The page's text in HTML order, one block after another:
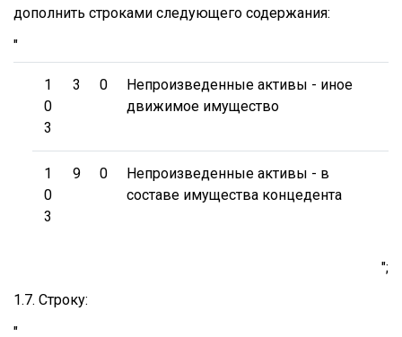
дополнить строками следующего содержания:
"
1
0
3
3 0
Непроизведенные активы - иное
движимое имущество
1
0
3
9 0
Непроизведенные активы - в
составе имущества концедента
";
1.7. Строку:
"